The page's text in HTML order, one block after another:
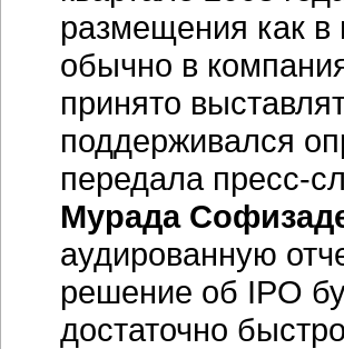
размещения как в
обычно в
принято
поддерживался
передала пресс-
Мурада
аудированную
решение об IPO
достаточно